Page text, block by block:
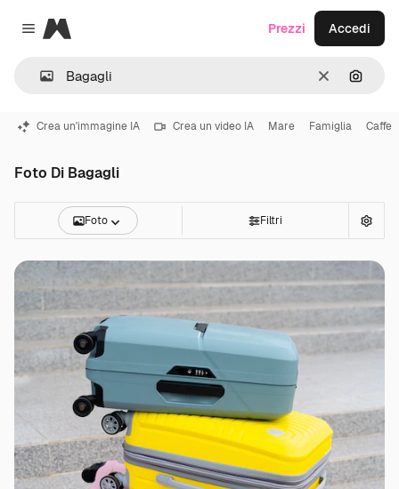
Close menu
Magnific
CancellaCerca
Prezzi Accedi
Crea un'immagine IA Crea un video IA Mare Famiglia Caffe
Foto Di Bagagli
Foto Filtri